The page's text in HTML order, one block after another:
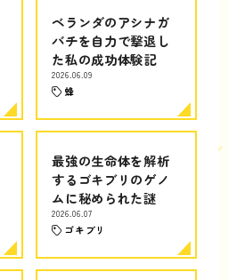
ベランダのアシナガ
バチを自力で撃退し
た私の成功体験記
2026.06.09
蜂
最強の生命体を解析
するゴキブリのゲノ
ムに秘められた謎
2026.06.07
ゴキブリ